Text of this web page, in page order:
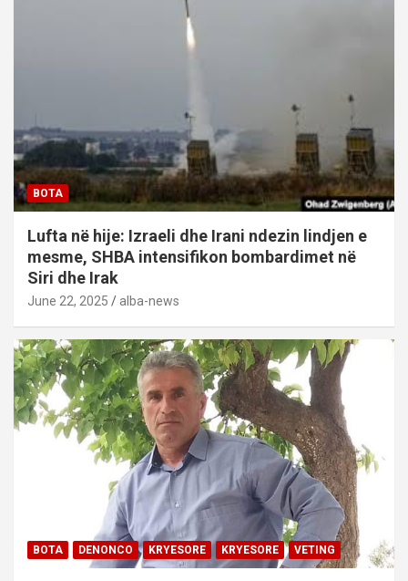
BOTA
Lufta në hije: Izraeli dhe Irani ndezin lindjen e
mesme, SHBA intensifikon bombardimet në
Siri dhe Irak
June 22, 2025 alba-news
BOTA DENONCO KRYESORE KRYESORE VETING